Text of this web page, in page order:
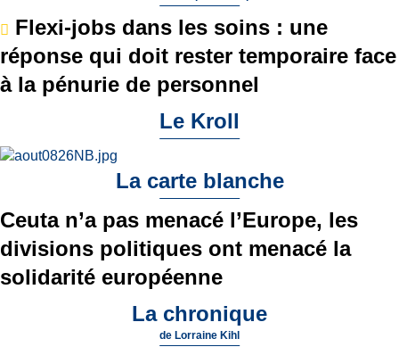
Flexi-jobs dans les soins : une
réponse qui doit rester temporaire face
à la pénurie de personnel
Le Kroll
La carte blanche
Ceuta n’a pas menacé l’Europe, les
divisions politiques ont menacé la
solidarité européenne
La chronique
de Lorraine Kihl